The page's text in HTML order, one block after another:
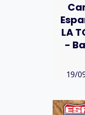
LA
-
19/